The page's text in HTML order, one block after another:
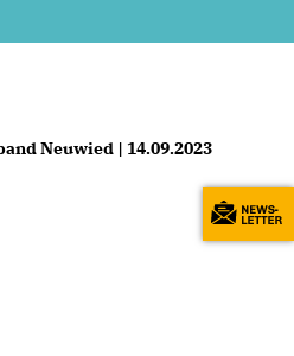
Neuwied | 14.09.2023